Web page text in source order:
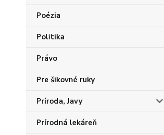
Poézia
Politika
Právo
Pre šikovné ruky
Príroda, Javy
Prírodná lekáreň